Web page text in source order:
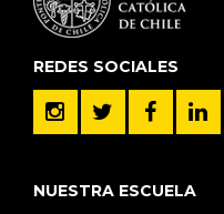
REDES SOCIALES
NUESTRA ESCUELA